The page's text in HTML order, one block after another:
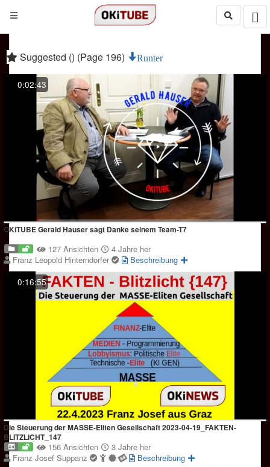
Suggested () (Page 196) Runter
0:02:43
OKiTUBE Gerald Hauser sagt Danke seinem Team-T7
127 Ansichten
4 Jahre her
Franz Leopold Hinterndorfer
Beschreibung
0:16:55
Die Steuerung der MASSE-Eliten Gesellschaft 2023-04-19_FAKTEN-
BLITZLICHT_147
156 Ansichten
3 Jahre her
Franz Josef Suppanz
Beschreibung